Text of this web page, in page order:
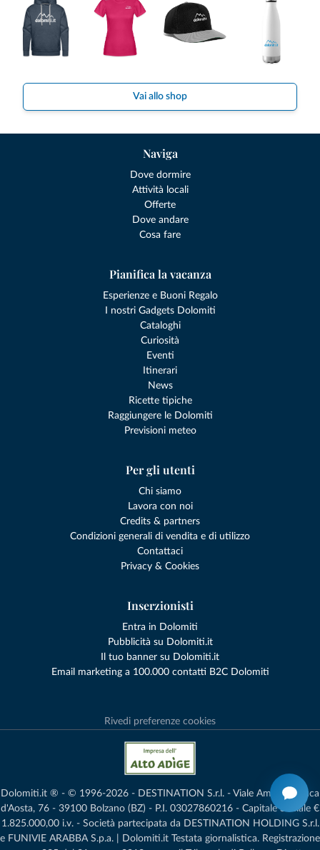
Vai allo shop
Naviga
Dove dormire
Attività locali
Offerte
Dove andare
Cosa fare
Pianifica la vacanza
Esperienze e Buoni Regalo
I nostri Gadgets Dolomiti
Cataloghi
Curiosità
Eventi
Itinerari
News
Ricette tipiche
Raggiungere le Dolomiti
Previsioni meteo
Per gli utenti
Chi siamo
Lavora con noi
Credits & partners
Condizioni generali di vendita e di utilizzo
Contattaci
Privacy & Cookies
Inserzionisti
Entra in Dolomiti
Pubblicità su Dolomiti.it
Il tuo banner su Dolomiti.it
Email marketing a 100.000 contatti B2C Dolomiti
Rivedi preferenze cookies
Dolomiti.it ® - © 1996-2026 - DESTINATION S.r.l. - Viale Amedeo Duca
d'Aosta, 76 - 39100 Bolzano (BZ) - P.I. 03027860216 - Capitale Sociale €
1.825.000,00 i.v. - Società partecipata da DESTINATION HOLDING S.r.l.
e FUNIVIE ARABBA S.p.a. | Dolomiti.it Testata giornalistica. Registrazione